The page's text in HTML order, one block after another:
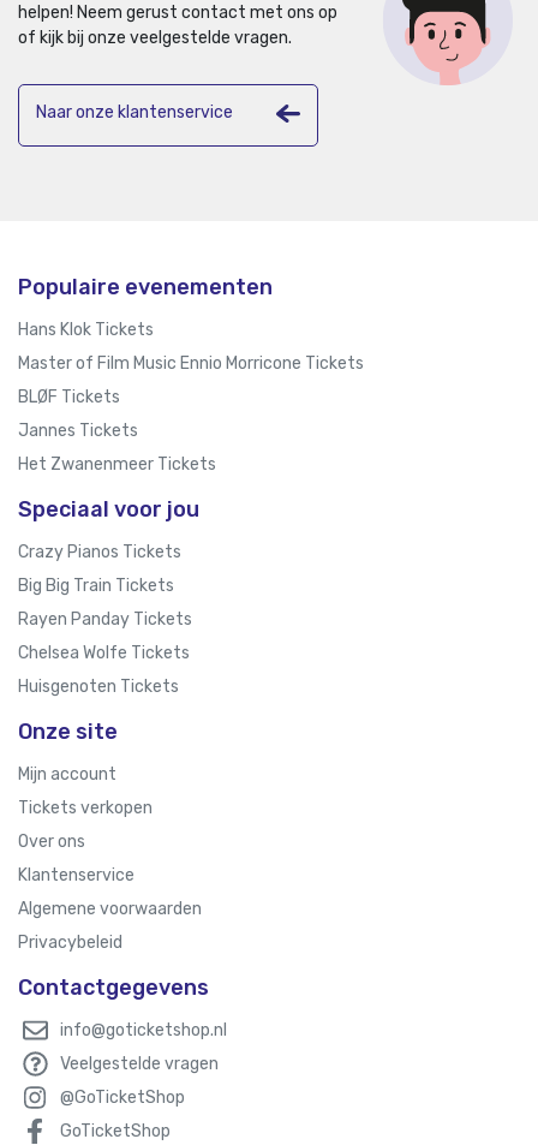
helpen! Neem gerust contact met ons op
of kijk bij onze veelgestelde vragen.
Naar onze klantenservice
Populaire evenementen
Hans Klok Tickets
Master of Film Music Ennio Morricone Tickets
BLØF Tickets
Jannes Tickets
Het Zwanenmeer Tickets
Speciaal voor jou
Crazy Pianos Tickets
Big Big Train Tickets
Rayen Panday Tickets
Chelsea Wolfe Tickets
Huisgenoten Tickets
Onze site
Mijn account
Tickets verkopen
Over ons
Klantenservice
Algemene voorwaarden
Privacybeleid
Contactgegevens
info@goticketshop.nl
Veelgestelde vragen
@GoTicketShop
GoTicketShop